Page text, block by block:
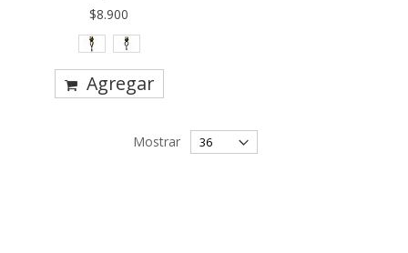
$8.900
Agregar
Mostrar